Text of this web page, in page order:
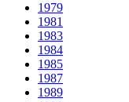
1979
1981
1983
1984
1985
1987
1989